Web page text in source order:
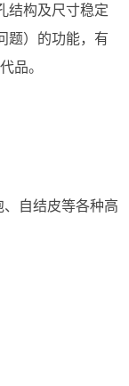
结构及尺寸稳定
题）的功能，有
品。
自结皮等各种高